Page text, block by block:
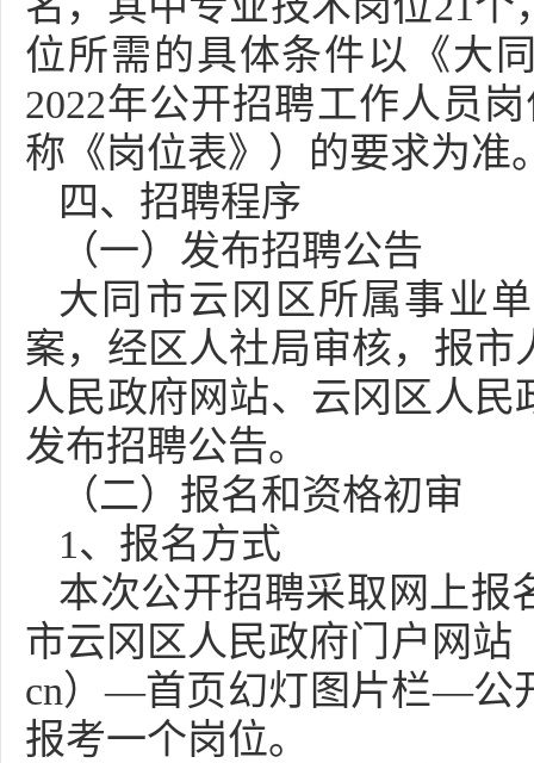
位所需的具体条件以《大
2022年公开招聘工作人员
称《岗位表》）的要求为准
四、招聘程序
（一）发布招聘公告
大同市云冈区所属事业
案，经区人社局审核，报
人民政府网站、云冈区人
发布招聘公告。
（二）报名和资格初审
1、报名方式
本次公开招聘采取网上报
市云冈区人民政府门户网站
cn）—首页幻灯图片栏—公
报考一个岗位。